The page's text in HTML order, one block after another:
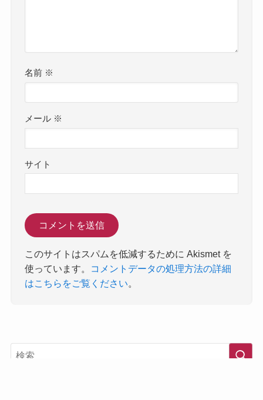
名前 ※
メール ※
サイト
このサイトはスパムを低減するために Akismet を
使っています。
コメントデータの処理方法の詳細
はこちらをご覧ください。